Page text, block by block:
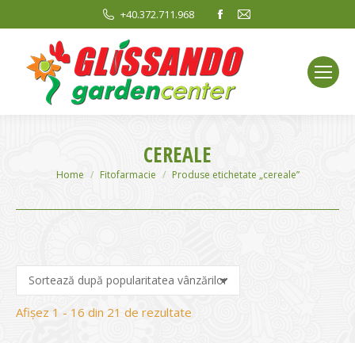
+40.372.711.968
Facebook
opens
in
new
window
Mail
window
CEREALE
You are here:
Home Fitofarmacie Produse etichetate „cereale”
Afișez 1 - 16 din 21 de rezultate